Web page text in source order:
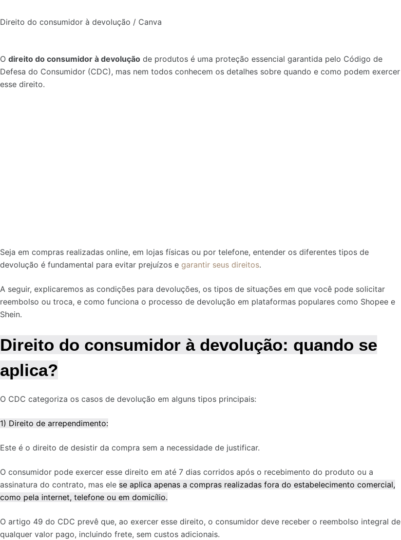
Direito do consumidor à devolução / Canva
O direito do consumidor à devolução de produtos é uma proteção essencial garantida pelo Código de
Defesa do Consumidor (CDC), mas nem todos conhecem os detalhes sobre quando e como podem exercer
esse direito.
Seja em compras realizadas online, em lojas físicas ou por telefone, entender os diferentes tipos de
devolução é fundamental para evitar prejuízos e garantir seus direitos.
A seguir, explicaremos as condições para devoluções, os tipos de situações em que você pode solicitar
reembolso ou troca, e como funciona o processo de devolução em plataformas populares como Shopee e
Shein.
Direito do consumidor à devolução: quando se
aplica?
O CDC categoriza os casos de devolução em alguns tipos principais:
1) Direito de arrependimento:
Este é o direito de desistir da compra sem a necessidade de justificar.
O consumidor pode exercer esse direito em até 7 dias corridos após o recebimento do produto ou a
assinatura do contrato, mas ele se aplica apenas a compras realizadas fora do estabelecimento comercial,
como pela internet, telefone ou em domicílio.
O artigo 49 do CDC prevê que, ao exercer esse direito, o consumidor deve receber o reembolso integral de
qualquer valor pago, incluindo frete, sem custos adicionais.